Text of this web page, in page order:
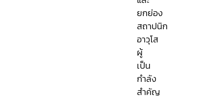
ยกย่อง
สถาปนิก
อาวุโส
ผู้
เป็น
กำลัง
สำคัญ